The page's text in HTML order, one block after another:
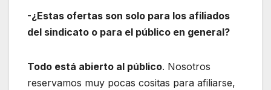
-¿Estas ofertas son solo para los afiliados
del sindicato o para el público en general?
Todo está abierto al público. Nosotros
reservamos muy pocas cositas para afiliarse,